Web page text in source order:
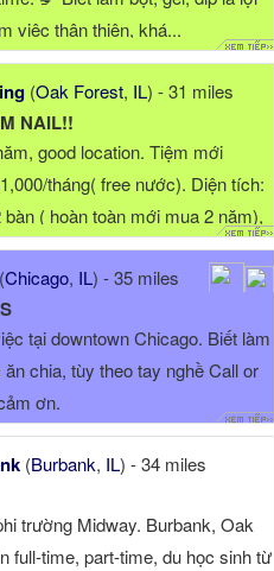
việc thân thiện, khá...
(Oak Forest, IL) - 31 miles
NAIL!!
good location. Tiệm mới
tháng( free nước). Diện tích:
( hoàn toàn mới mua 2 năm),
(Chicago, IL) - 35 miles
tại downtown Chicago. Biết làm
chia, tùy theo tay nghề Call or
ơn.
(Burbank, IL) - 34 miles
trường Midway. Burbank, Oak
full-time, part-time, du học sinh từ